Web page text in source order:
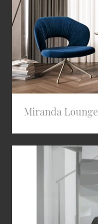
Miranda Lounge